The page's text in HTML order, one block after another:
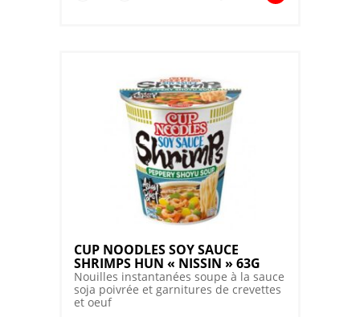
JAPANESE
"NISSIN"
CUP NOODLES SOY SAUCE
SHRIMPS HUN « NISSIN » 63G
Nouilles instantanées soupe à la sauce
soja poivrée et garnitures de crevettes
et oeuf